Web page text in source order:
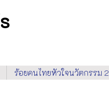
ร้อยคนไทยหัวใจนวัตกรรม 2